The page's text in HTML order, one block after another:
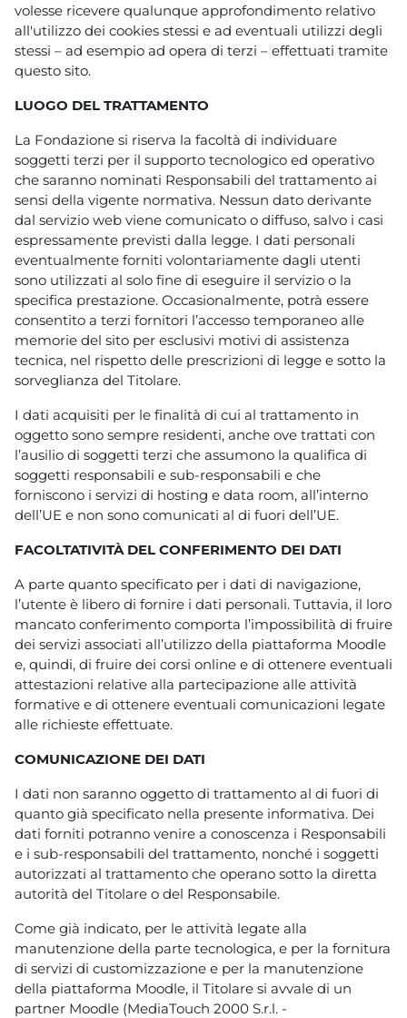
volesse ricevere qualunque approfondimento relativo
all'utilizzo dei cookies stessi e ad eventuali utilizzi degli
stessi – ad esempio ad opera di terzi – effettuati tramite
questo sito.
LUOGO DEL TRATTAMENTO
La Fondazione si riserva la facoltà di individuare
soggetti terzi per il supporto tecnologico ed operativo
che saranno nominati Responsabili del trattamento ai
sensi della vigente normativa. Nessun dato derivante
dal servizio web viene comunicato o diffuso, salvo i casi
espressamente previsti dalla legge. I dati personali
eventualmente forniti volontariamente dagli utenti
sono utilizzati al solo fine di eseguire il servizio o la
specifica prestazione. Occasionalmente, potrà essere
consentito a terzi fornitori l’accesso temporaneo alle
memorie del sito per esclusivi motivi di assistenza
tecnica, nel rispetto delle prescrizioni di legge e sotto la
sorveglianza del Titolare.
I dati acquisiti per le finalità di cui al trattamento in
oggetto sono sempre residenti, anche ove trattati con
l’ausilio di soggetti terzi che assumono la qualifica di
soggetti responsabili e sub-responsabili e che
forniscono i servizi di hosting e data room, all’interno
dell’UE e non sono comunicati al di fuori dell’UE.
FACOLTATIVITÀ DEL CONFERIMENTO DEI DATI
A parte quanto specificato per i dati di navigazione,
l’utente è libero di fornire i dati personali. Tuttavia, il loro
mancato conferimento comporta l’impossibilità di fruire
dei servizi associati all’utilizzo della piattaforma Moodle
e, quindi, di fruire dei corsi online e di ottenere eventuali
attestazioni relative alla partecipazione alle attività
formative e di ottenere eventuali comunicazioni legate
alle richieste effettuate.
COMUNICAZIONE DEI DATI
I dati non saranno oggetto di trattamento al di fuori di
quanto già specificato nella presente informativa. Dei
dati forniti potranno venire a conoscenza i Responsabili
e i sub-responsabili del trattamento, nonché i soggetti
autorizzati al trattamento che operano sotto la diretta
autorità del Titolare o del Responsabile.
Come già indicato, per le attività legate alla
manutenzione della parte tecnologica, e per la fornitura
di servizi di customizzazione e per la manutenzione
della piattaforma Moodle, il Titolare si avvale di un
partner Moodle (MediaTouch 2000 S.r.l. -